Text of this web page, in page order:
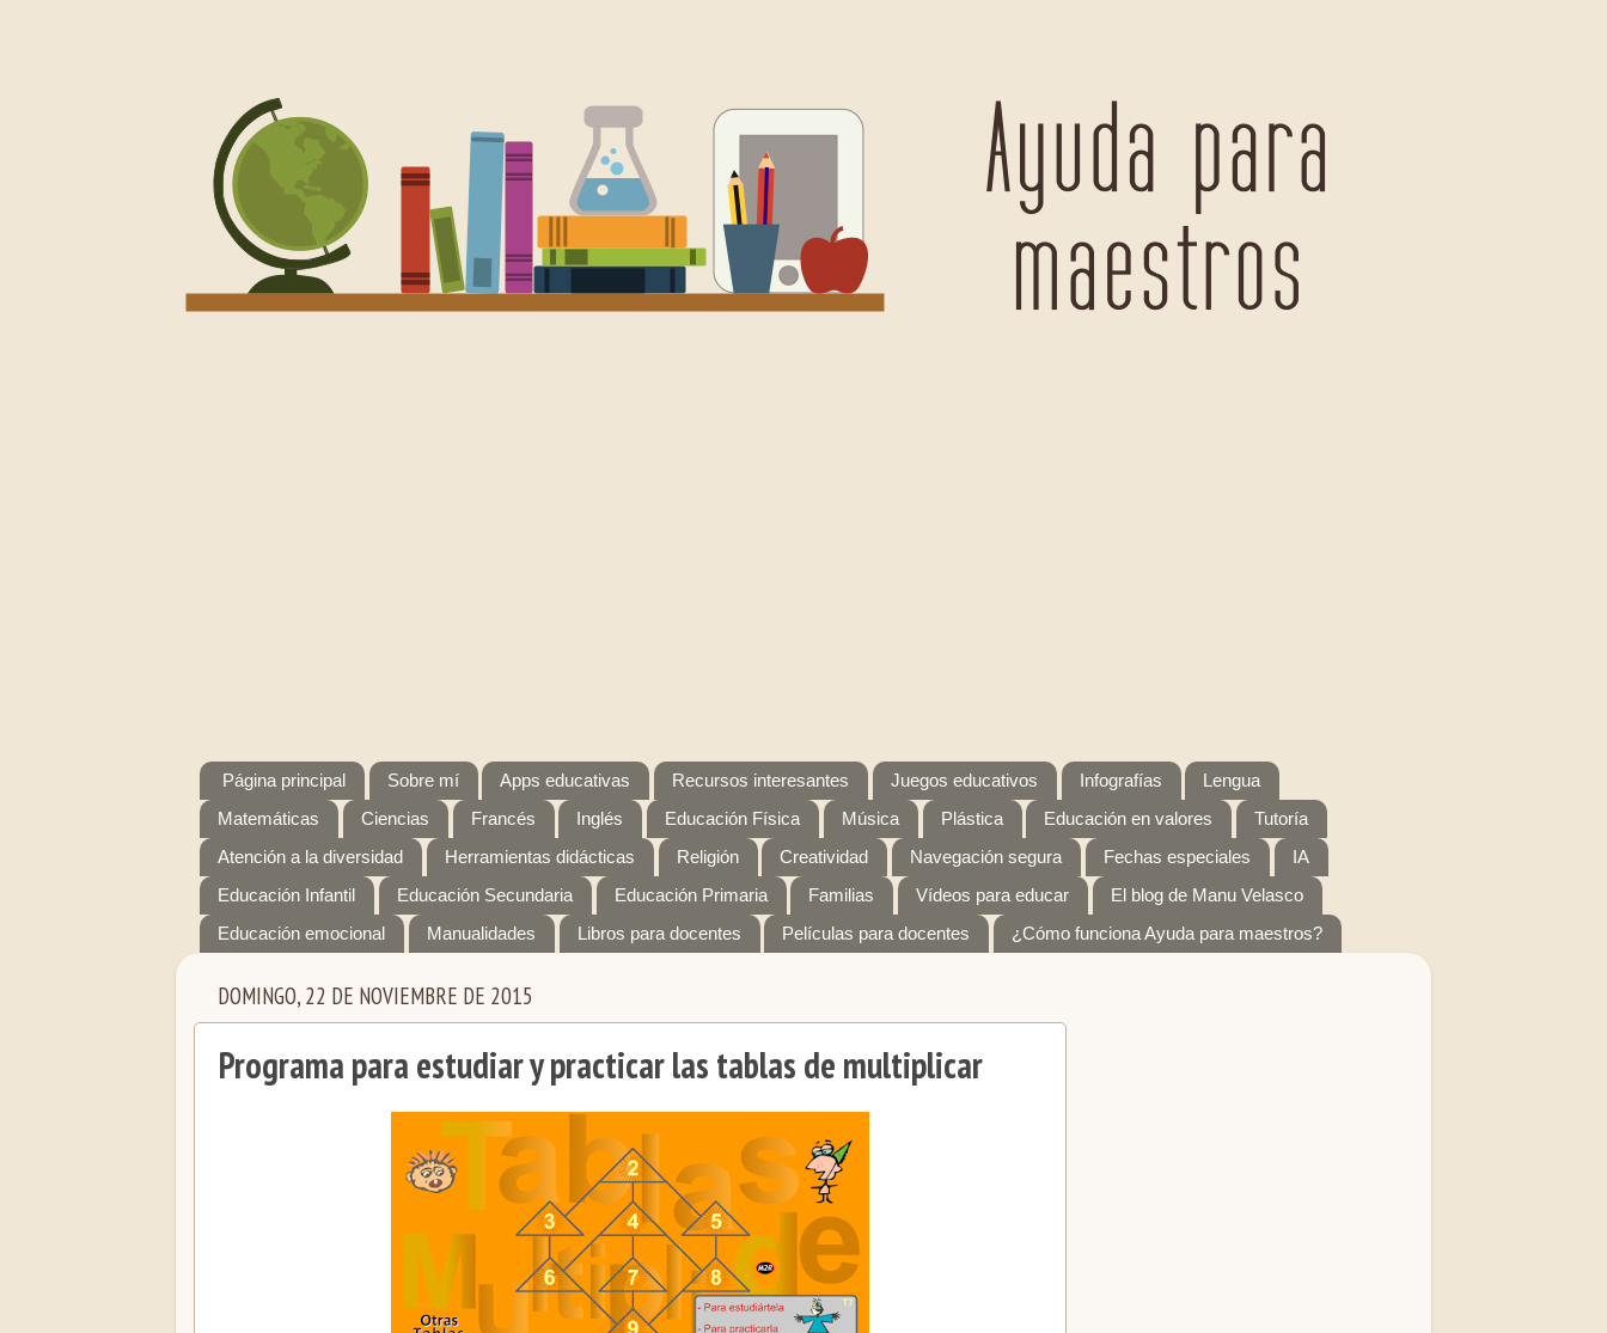
Página principal Sobre mí Apps educativas Recursos interesantes Juegos educativos Infografías
Lengua
Matemáticas
Ciencias Francés Inglés Educación Física Música Plástica Educación en valores
Tutoría
Atención a la diversidad
Herramientas didácticas Religión Creatividad Navegación segura Fechas especiales
IA
Educación Infantil
Educación Secundaria Educación Primaria Familias Vídeos para educar
El blog de Manu Velasco
Educación emocional
Manualidades Libros para docentes Películas para docentes ¿Cómo funciona Ayuda para maestros?
DOMINGO, 22 DE NOVIEMBRE DE 2015
Programa para estudiar y practicar las tablas de multiplicar